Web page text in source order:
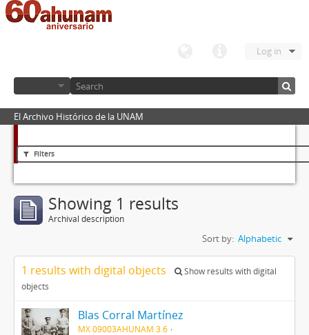
Log in
El Archivo Histórico de la UNAM
Filters
Showing 1 results
Archival description
Sort by: Alphabetic
1 results with digital objects
Show results with digital
objects
Blas Corral Martínez
MX 09003AHUNAM 3.6